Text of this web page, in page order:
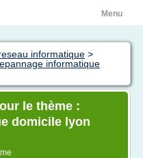
Menu
informatique >
informatique
le thème :
domicile lyon